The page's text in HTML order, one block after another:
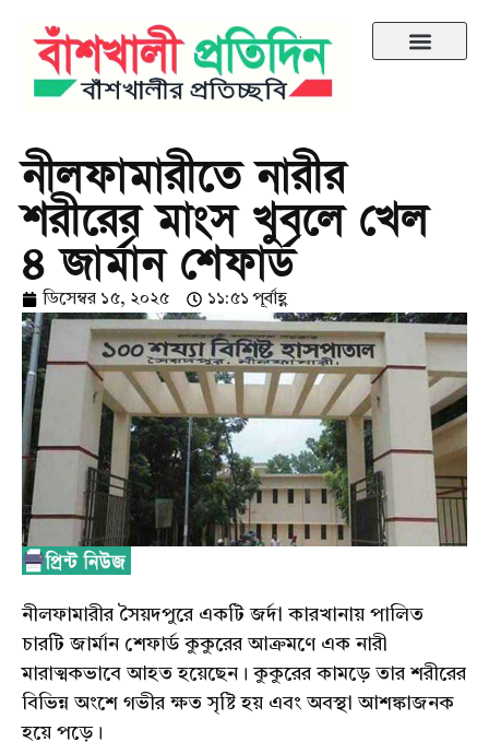
নীলফামারীতে নারীর
শরীরের মাংস খুবলে খেল
৪ জার্মান শেফার্ড
ডিসেম্বর ১৫, ২০২৫ ১১:৫১ পূর্বাহ্ণ
নীলফামারীর সৈয়দপুরেএকটি জর্দাকারখানায়পালিত
চারটি জার্মান শেফার্ডকুকুরের আক্রমণে এক নারী
মারাত্মকভাবে আহতহয়েছেন। কুকুরেরকামড়েতার শরীরের
বিভিন্ন অংশে গভীর ক্ষত সৃষ্টিহয়এবং অবস্থাআশঙ্কাজনক
হয়ে পড়ে।